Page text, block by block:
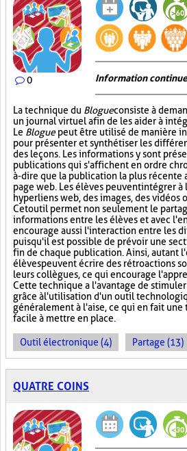
0 Information continue
La technique du Blogueconsiste à
un journal virtuel afin de les aider à
Le Bloguepeut être utilisé de manière
pour présenter et synthétiser les
des leçons. Les informations y sont
publications qui s'affichent en ordre
à-dire que la publication la plus récente
page web. Les élèves peuvent intégrer
hyperliens web, des images, des vidéos
Cet outil permet non seulement le
informations entre les élèves et avec
encourage aussi l'interaction entre les
puisqu'il est possible de prévoir une
fin de chaque publication. Ainsi, autant
élèves peuvent écrire des rétroactions
leurs collègues, ce qui encourage
Cette technique a l'avantage de
grâce à l'utilisation d'un outil
généralement à l'aise, ce qui en fait
facile à mettre en place.
Outil électronique (4) Partage (13)
QUATRE COINS